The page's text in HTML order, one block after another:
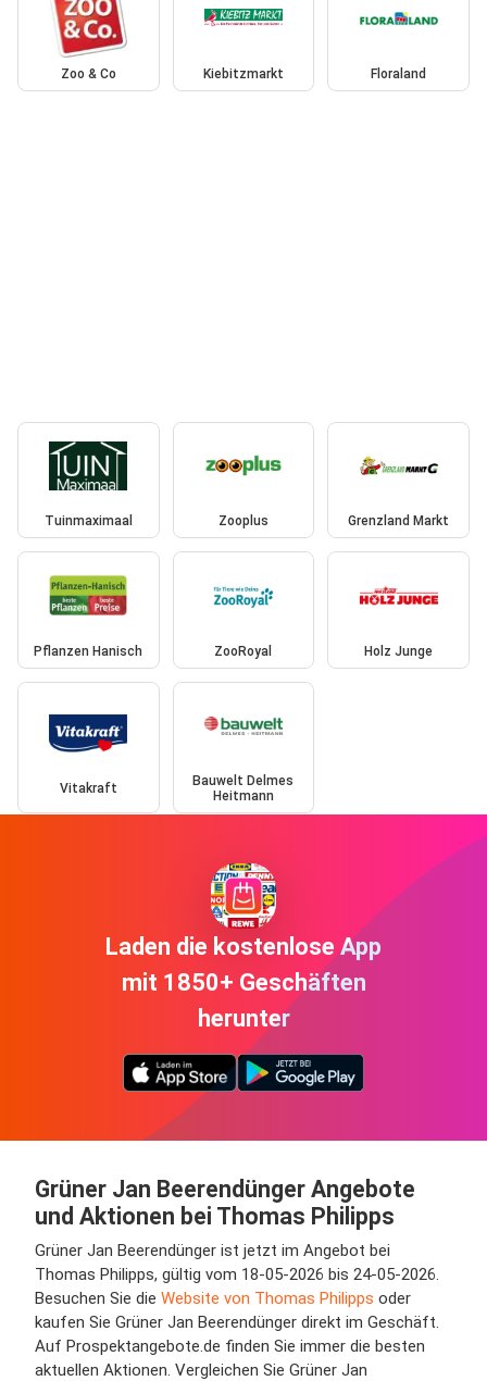
Zoo & Co Kiebitzmarkt Floraland
Tuinmaximaal Zooplus Grenzland Markt
Pflanzen Hanisch ZooRoyal Holz Junge
Vitakraft
Bauwelt Delmes
Heitmann
Laden die kostenlose App
mit 1850+ Geschäften
herunter
Grüner Jan Beerendünger Angebote
und Aktionen bei Thomas Philipps
Grüner Jan Beerendünger ist jetzt im Angebot bei
Thomas Philipps, gültig vom 18-05-2026 bis 24-05-2026.
Besuchen Sie die Website von Thomas Philipps oder
kaufen Sie Grüner Jan Beerendünger direkt im Geschäft.
Auf Prospektangebote.de finden Sie immer die besten
aktuellen Aktionen. Vergleichen Sie Grüner Jan